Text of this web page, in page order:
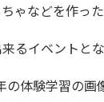
ゃなどを作っ
るイベントとな
体験学習の画